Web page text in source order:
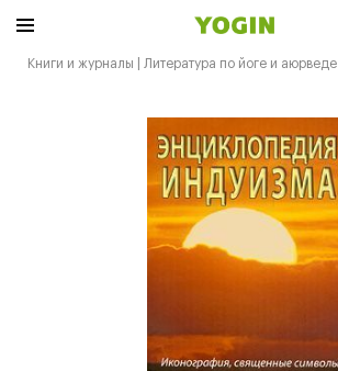
Книги и журналы | Литература по йоге и аюрведе